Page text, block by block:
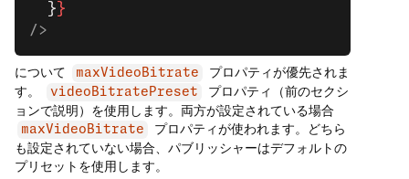
  }
}
/>
について maxVideoBitrate
プロパティが優先されま
す。
videoBitratePreset
プロパティ（前のセクシ
ョンで説明）を使用します。両方が設定されている場合
maxVideoBitrate
プロパティが使われます。どちら
も設定されていない場合、パブリッシャーはデフォルトの
プリセットを使用します。